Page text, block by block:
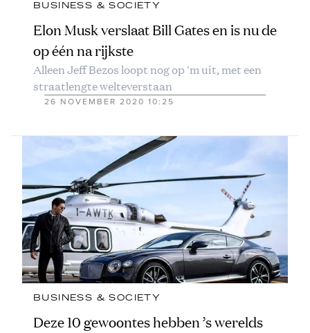
BUSINESS & SOCIETY
Elon Musk verslaat Bill Gates en is nu de
op één na rijkste
Alleen Jeff Bezos loopt nog op 'm uit, met een
straatlengte welteverstaan
26 NOVEMBER 2020 10:25
BUSINESS & SOCIETY
Deze 10 gewoontes hebben ’s werelds